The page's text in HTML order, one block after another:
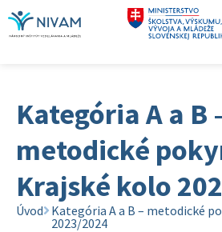
Kategória A a B
metodické
Krajské kolo
Úvod Kategória A a B – metodické
2023/2024